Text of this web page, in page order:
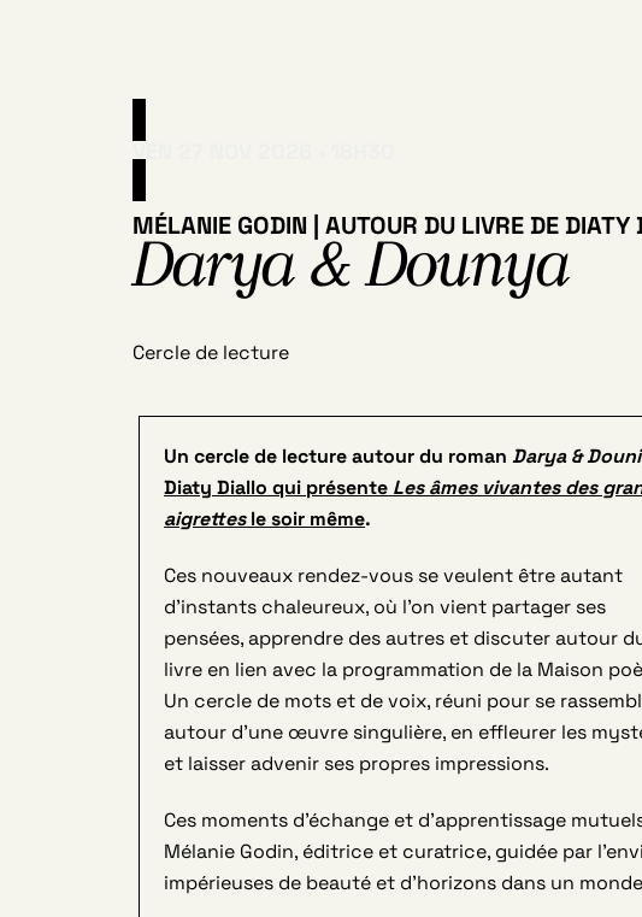
MÉLANIE GODIN | AUTOUR DU LIVRE DE DIATY
Darya & Dounya
Cercle de lecture
Un cercle de lecture autour du romanDarya &
Diaty Diallo qui présente Les âmes vivantes des
aigrettesle soir même.
Ces nouveaux rendez-vous se veulent être autant
d’instants chaleureux, où l’on vient partager ses
pensées, apprendre des autres et discuter autour
livre en lien avec la programmation de la Maison
Un cercle de mots et de voix, réuni pour se
autour d’une œuvre singulière, en effleurer les
et laisser advenir ses propres impressions.
Ces moments d’échange et d’apprentissage
Mélanie Godin, éditrice et curatrice, guidée par
impérieuses de beauté et d’horizons dans un